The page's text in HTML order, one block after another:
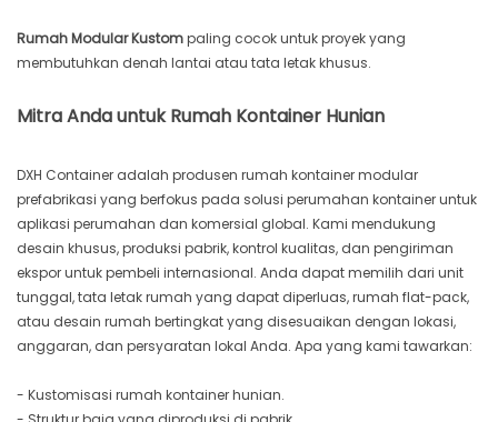
Rumah Modular Kustompaling cocok untuk proyek yang
membutuhkan denah lantai atau tata letak khusus.
Mitra Anda untuk Rumah Kontainer Hunian
DXH Container adalah produsen rumah kontainer modular
prefabrikasi yang berfokus pada solusi perumahan kontainer untuk
aplikasi perumahan dan komersial global. Kami mendukung
desain khusus, produksi pabrik, kontrol kualitas, dan pengiriman
ekspor untuk pembeli internasional. Anda dapat memilih dari unit
tunggal, tata letak rumah yang dapat diperluas, rumah flat-pack,
atau desain rumah bertingkat yang disesuaikan dengan lokasi,
anggaran, dan persyaratan lokal Anda. Apa yang kami tawarkan:
- Kustomisasi rumah kontainer hunian.